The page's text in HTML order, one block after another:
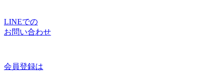
LINEでの
お問い合わせ
会員登録は